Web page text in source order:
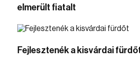
elmerült fiatalt
Fejlesztenék a kisvárdai